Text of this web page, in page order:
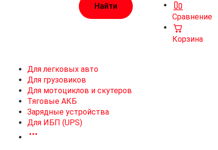
Сравнение
Корзина
Для легковых авто
Для грузовиков
Для мотоциклов и скутеров
Тяговые АКБ
Зарядные устройства
Для ИБП (UPS)